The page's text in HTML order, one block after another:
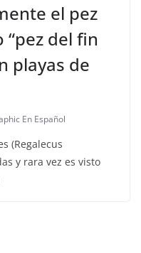
el pez
del fin
playas de
En Español
(Regalecus
y rara vez es visto